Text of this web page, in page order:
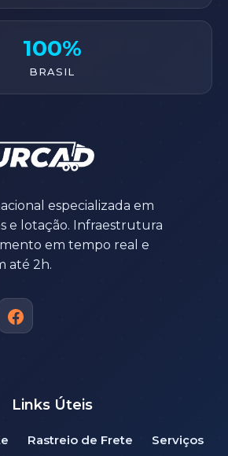
100%
BRASIL
especializada em
e lotação. Infraestrutura
em tempo real e
até 2h.
Links Úteis
Rastreio de Frete Serviços